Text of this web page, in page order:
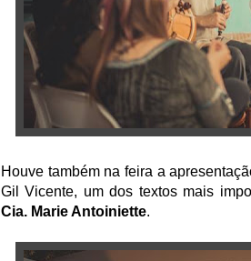
Houve também na feira a
Gil Vicente, um dos textos mais
Cia. Marie Antoiniette.